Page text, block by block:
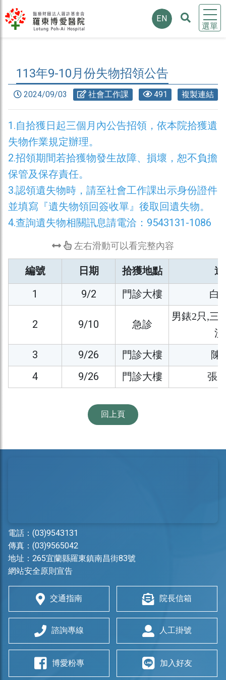
選單
EN
113年9-10月份失物招領公告
2024/09/03 社會工作課 491 複製連結
1.自拾獲日起三個月內公告招領，依本院拾獲遺
失物作業規定辦理。
2.招領期間若拾獲物發生故障、損壞，恕不負擔
保管及保存責任。
3.認領遺失物時，請至社會工作課出示身份證件
並填寫『遺失物領回簽收單』後取回遺失物。
4.查詢遺失物相關訊息請電洽：9543131-1086
左右滑動可以看完整內容
編號 日期 拾獲地點
1
9/2 門診大樓 白
2 9/10 急診
男錶2只,三
3 9/26 門診大樓
陳
4
9/26 門診大樓 張
回上頁
電話： (03)9543131
傳真：(03)9565042
地址： 265宜蘭縣羅東鎮南昌街83號
網站安全原則宣告
交通指南 院長信箱
諮詢專線 人工掛號
博愛粉專 加入好友